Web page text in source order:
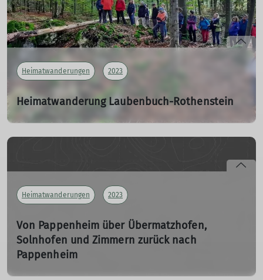
mehr erfahren
Heimatwanderungen 2023
Heimatwanderung Laubenbuch-Rothenstein
Heimatwanderung am 15.10.2023
Heimatwanderung mit Organisator Erich.
mehr erfahren
Heimatwanderungen 2023
Von Pappenheim über Übermatzhofen,
Solnhofen und Zimmern zurück nach
Pappenheim
Heimatwanderung am 22.11.2023